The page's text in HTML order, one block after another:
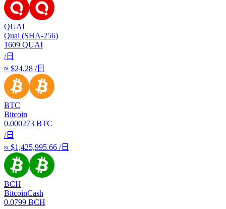
QUAI
Quai (SHA-256)
1609 QUAI
/日
≈ $24.28 /日
BTC
Bitcoin
0.000273 BTC
/日
≈ $1,425,995.66 /日
BCH
BitcoinCash
0.0799 BCH